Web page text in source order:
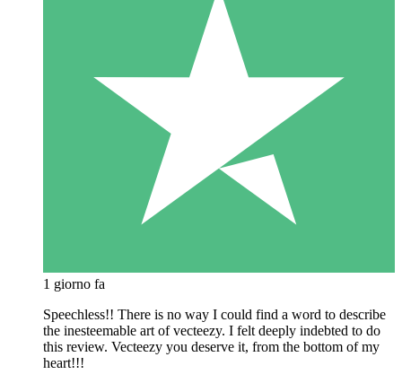
1 giorno fa
Speechless!! There is no way I could find a word to describe
the inesteemable art of vecteezy. I felt deeply indebted to do
this review. Vecteezy you deserve it, from the bottom of my
heart!!!